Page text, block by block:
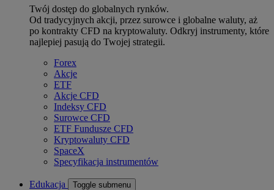
Twój dostęp do globalnych rynków.
Od tradycyjnych akcji, przez surowce i globalne waluty, aż
po kontrakty CFD na kryptowaluty. Odkryj instrumenty, które
najlepiej pasują do Twojej strategii.
Forex
Akcje
ETF
Akcje CFD
Indeksy CFD
Surowce CFD
ETF Fundusze CFD
Kryptowaluty CFD
SpaceX
Specyfikacja instrumentów
Edukacja Toggle submenu